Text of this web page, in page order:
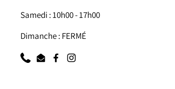
Samedi : 10h00 - 17h00
Dimanche : FERMÉ
Téléphone
CourrielFacebookInstagram